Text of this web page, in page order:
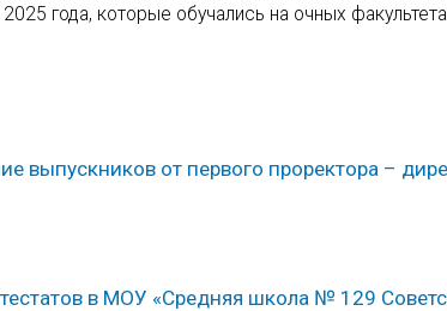
года, которые обучались на очных
выпускников от первого проректора –
в МОУ «Средняя школа № 129